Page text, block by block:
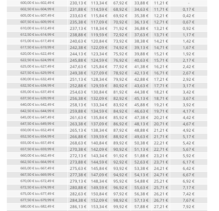
600,00 € bis 602,49 € 230,13 € 113,34 € 67,92 € 33,88 € 11,21 € -
602,50 € bis 604,99 € 231,88 € 114,59 € 68,92 € 34,63 € 11,71 € 0,17 €
605,00 € bis 607,49 € 233,63 € 115,84 € 69,92 € 35,38 € 12,21 € 0,42 €
607,50 € bis 609,99 € 235,38 € 117,09 € 70,92 € 36,13 € 12,71 € 0,67 €
610,00 € bis 612,49 € 237,13 € 118,34 € 71,92 € 36,88 € 13,21 € 0,92 €
612,50 € bis 614,99 € 238,88 € 119,59 € 72,92 € 37,63 € 13,71 € 1,17 €
615,00 € bis 617,49 € 240,63 € 120,84 € 73,92 € 38,38 € 14,21 € 1,42 €
617,50 € bis 619,99 € 242,38 € 122,09 € 74,92 € 39,13 € 14,71 € 1,67 €
620,00 € bis 622,49 € 244,13 € 123,34 € 75,92 € 39,88 € 15,21 € 1,92 €
622,50 € bis 624,99 € 245,88 € 124,59 € 76,92 € 40,63 € 15,71 € 2,17 €
625,00 € bis 627,49 € 247,63 € 125,84 € 77,92 € 41,38 € 16,21 € 2,42 €
627,50 € bis 629,99 € 249,38 € 127,09 € 78,92 € 42,13 € 16,71 € 2,67 €
630,00 € bis 632,49 € 251,13 € 128,34 € 79,92 € 42,88 € 17,21 € 2,92 €
632,50 € bis 634,99 € 252,88 € 129,59 € 80,92 € 43,63 € 17,71 € 3,17 €
635,00 € bis 637,49 € 254,63 € 130,84 € 81,92 € 44,38 € 18,21 € 3,42 €
637,50 € bis 639,99 € 256,38 € 132,09 € 82,92 € 45,13 € 18,71 € 3,67 €
640,00 € bis 642,49 € 258,13 € 133,34 € 83,92 € 45,88 € 19,21 € 3,92 €
642,50 € bis 644,99 € 259,88 € 134,59 € 84,92 € 46,63 € 19,71 € 4,17 €
645,00 € bis 647,49 € 261,63 € 135,84 € 85,92 € 47,38 € 20,21 € 4,42 €
647,50 € bis 649,99 € 263,38 € 137,09 € 86,92 € 48,13 € 20,71 € 4,67 €
650,00 € bis 652,49 € 265,13 € 138,34 € 87,92 € 48,88 € 21,21 € 4,92 €
652,50 € bis 654,99 € 266,88 € 139,59 € 88,92 € 49,63 € 21,71 € 5,17 €
655,00 € bis 657,49 € 268,63 € 140,84 € 89,92 € 50,38 € 22,21 € 5,42 €
657,50 € bis 659,99 € 270,38 € 142,09 € 90,92 € 51,13 € 22,71 € 5,67 €
660,00 € bis 662,49 € 272,13 € 143,34 € 91,92 € 51,88 € 23,21 € 5,92 €
662,50 € bis 664,99 € 273,88 € 144,59 € 92,92 € 52,63 € 23,71 € 6,17 €
665,00 € bis 667,49 € 275,63 € 145,84 € 93,92 € 53,38 € 24,21 € 6,42 €
667,50 € bis 669,99 € 277,38 € 147,09 € 94,92 € 54,13 € 24,71 € 6,67 €
670,00 € bis 672,49 € 279,13 € 148,34 € 95,92 € 54,88 € 25,21 € 6,92 €
672,50 € bis 674,99 € 280,88 € 149,59 € 96,92 € 55,63 € 25,71 € 7,17 €
675,00 € bis 677,49 € 282,63 € 150,84 € 97,92 € 56,38 € 26,21 € 7,42 €
677,50 € bis 679,99 € 284,38 € 152,09 € 98,92 € 57,13 € 26,71 € 7,67 €
680,00 € bis 682,49 € 286,13 € 153,34 € 99,92 € 57,88 € 27,21 € 7,92 €